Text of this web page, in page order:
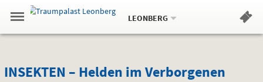
Springe
zum
,zum
.
Navigation
Gehe
zur
Standortauswahl
Standort:
LEONBERG.
Hinweis
INSEKTEN
INSEKTEN – Helden im Verborgenen